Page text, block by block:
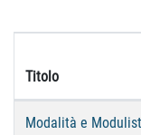
Titolo
Modalità e